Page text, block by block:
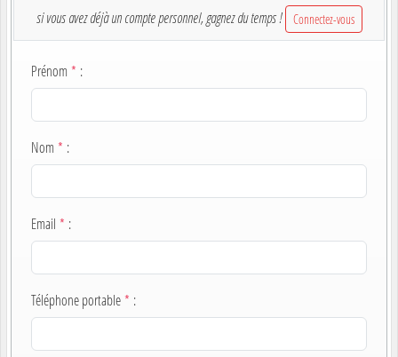
si vous avez déjà un compte personnel, gagnez du temps ! Connectez-vous
Prénom * :
Nom * :
Email * :
Téléphone portable* :